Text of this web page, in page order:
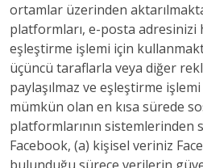
ortamlar üzerinden
platformları, e-posta adresinizi
eşleştirme işlemi için
üçüncü taraflarla veya diğer
paylaşılmaz ve eşleştirme
mümkün olan en kısa sürede
platformlarının sistemlerinden
Facebook, (a) kişisel veriniz